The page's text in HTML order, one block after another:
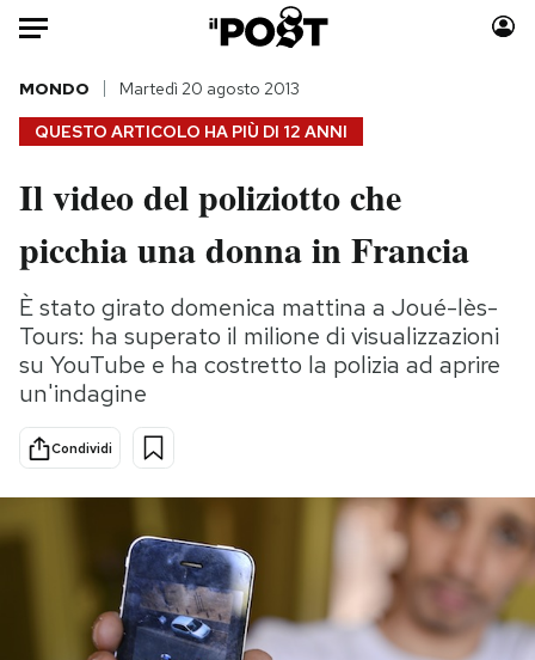
Auto
HOME
Italia
Politica
Tecnologia
Internet
Scienza
Cultura
Economia
Moda
Consumismi
Storie/Idee
Ok Boomer!
Media
PODCAST
QUESTO ARTICOLO HA PIÙ DI 12 ANNI
MONDO Martedì 20 agosto 2013
Il video del poliziotto che
picchia una donna in Francia
È stato girato domenica mattina a Joué-lès-
Tours: ha superato il milione di visualizzazioni
su YouTube e ha costretto la polizia ad aprire
un'indagine
Condividi